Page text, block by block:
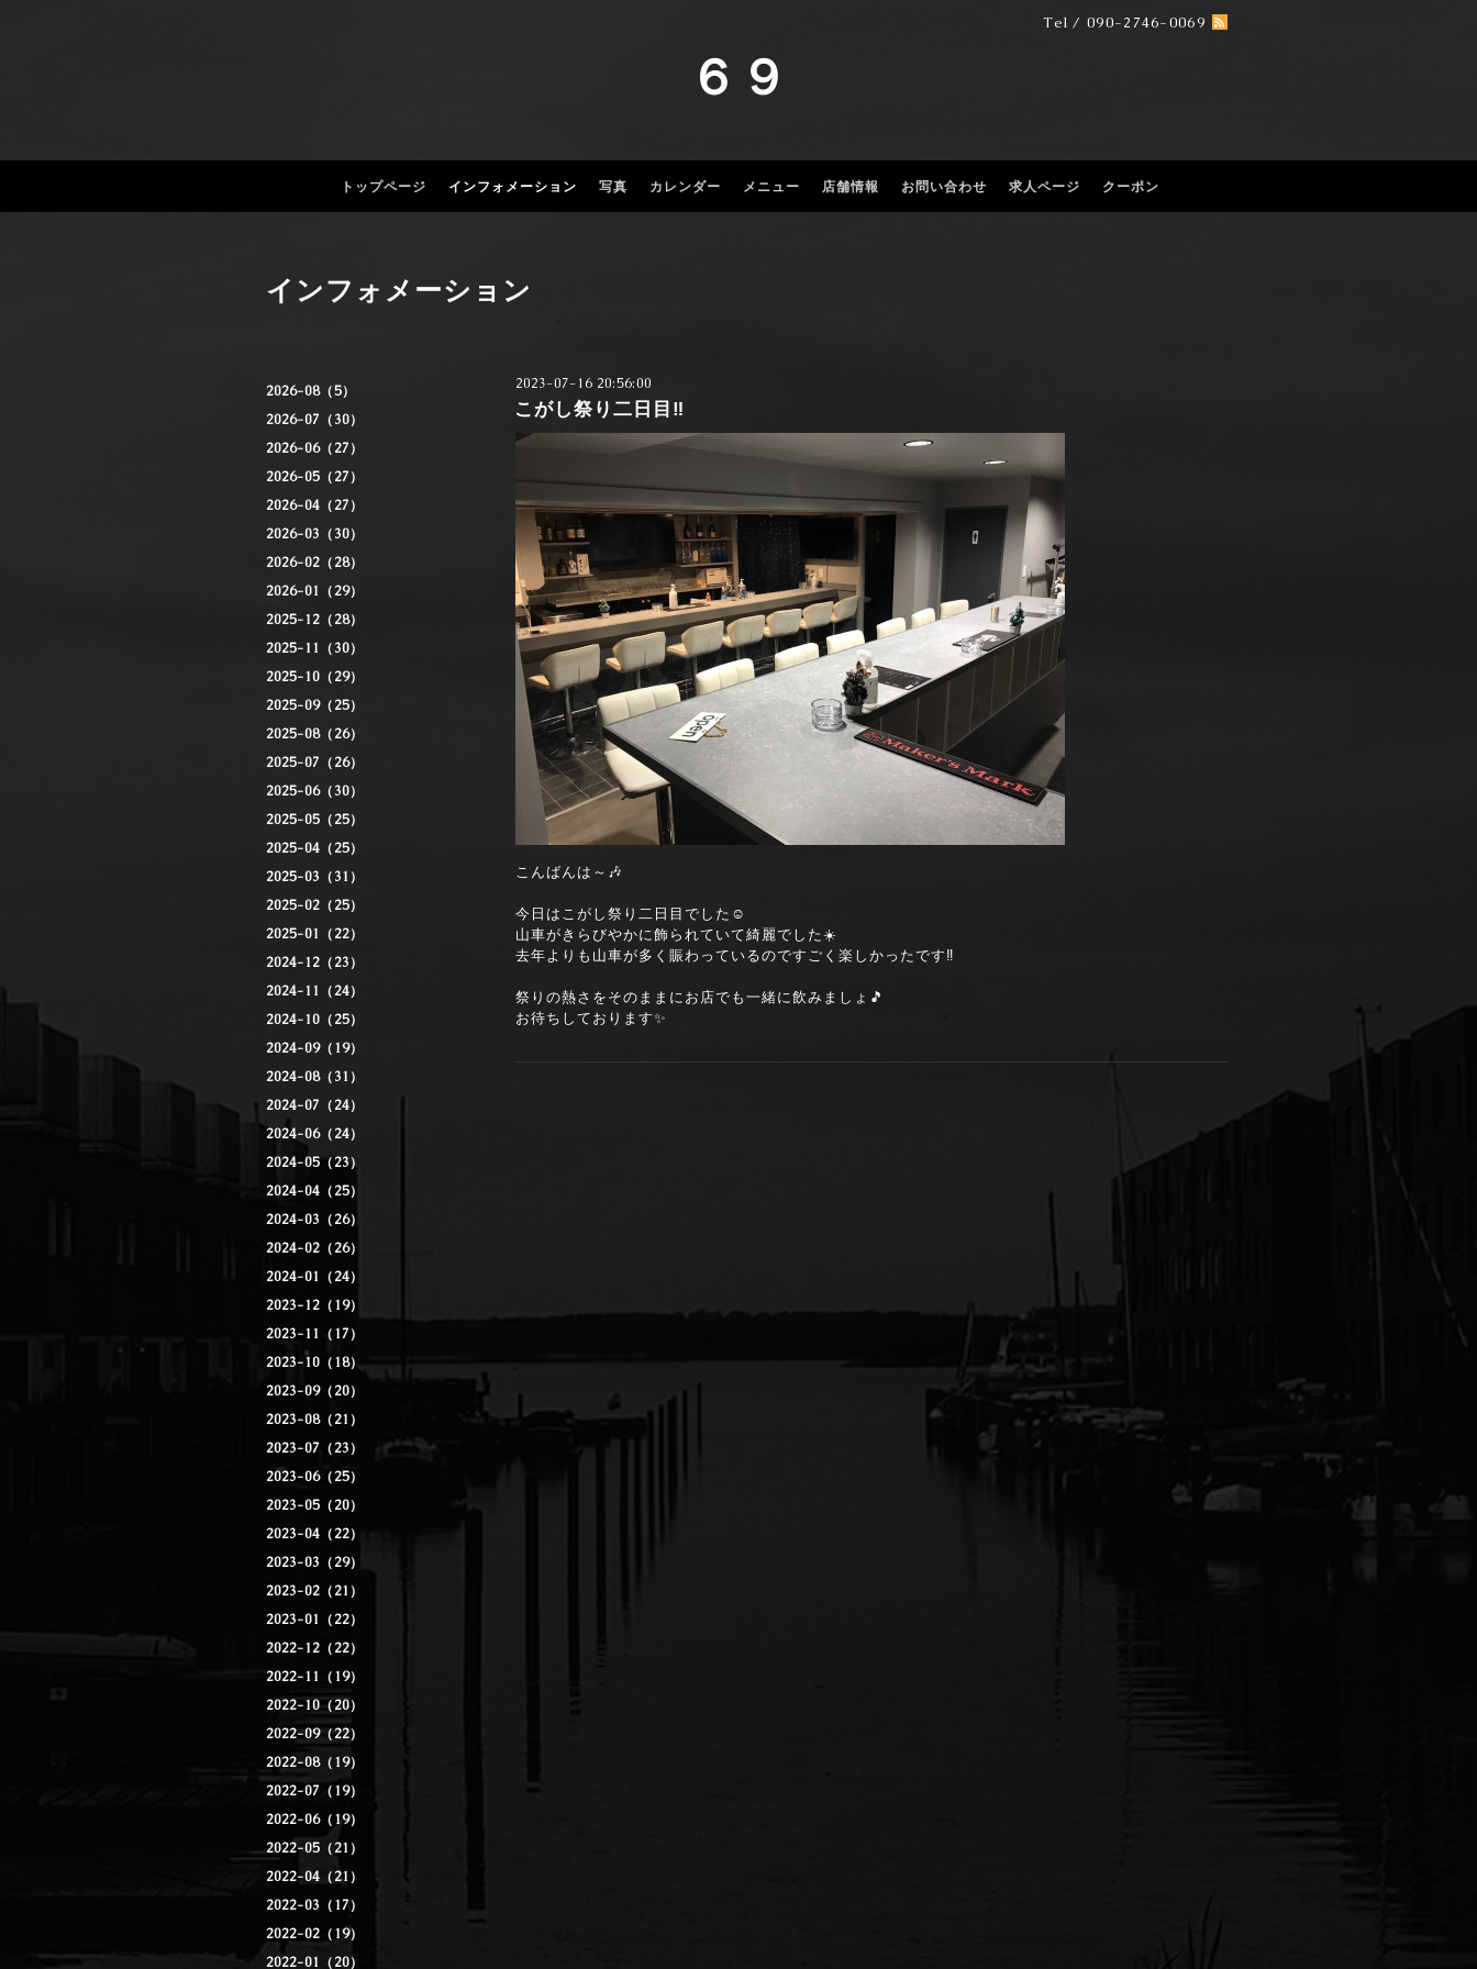
Tel / 090-2746-0069
６９
トップページ インフォメーション 写真 カレンダー メニュー 店舗情報 お問い合わせ 求人ページ クーポン
2026-08（5）
2026-07（30）
2026-06（27）
2026-05（27）
2026-04（27）
2026-03（30）
2026-02（28）
2026-01（29）
2025-12（28）
2025-11（30）
2025-10（29）
2025-09（25）
2025-08（26）
2025-07（26）
2025-06（30）
2025-05（25）
2025-04（25）
2025-03（31）
2025-02（25）
2025-01（22）
2024-12（23）
2024-11（24）
2024-10（25）
2024-09（19）
2024-08（31）
2024-07（24）
2024-06（24）
2024-05（23）
2024-04（25）
2024-03（26）
2024-02（26）
2024-01（24）
2023-12（19）
2023-11（17）
2023-10（18）
2023-09（20）
2023-08（21）
2023-07（23）
2023-06（25）
2023-05（20）
2023-04（22）
2023-03（29）
2023-02（21）
2023-01（22）
2022-12（22）
2022-11（19）
2022-10（20）
2022-09（22）
2022-08（19）
2022-07（19）
2022-06（19）
2022-05（21）
2022-04（21）
2022-03（17）
2022-02（19）
2022-01（20）
インフォメーション
2023-07-16 20:56:00
こがし祭り二日目‼️
こんばんは～🎶
今日はこがし祭り二日目でした☺️
山車がきらびやかに飾られていて綺麗でした☀️
去年よりも山車が多く賑わっているのですごく楽しかったです‼️
祭りの熱さをそのままにお店でも一緒に飲みましょ🎵
お待ちしております✨